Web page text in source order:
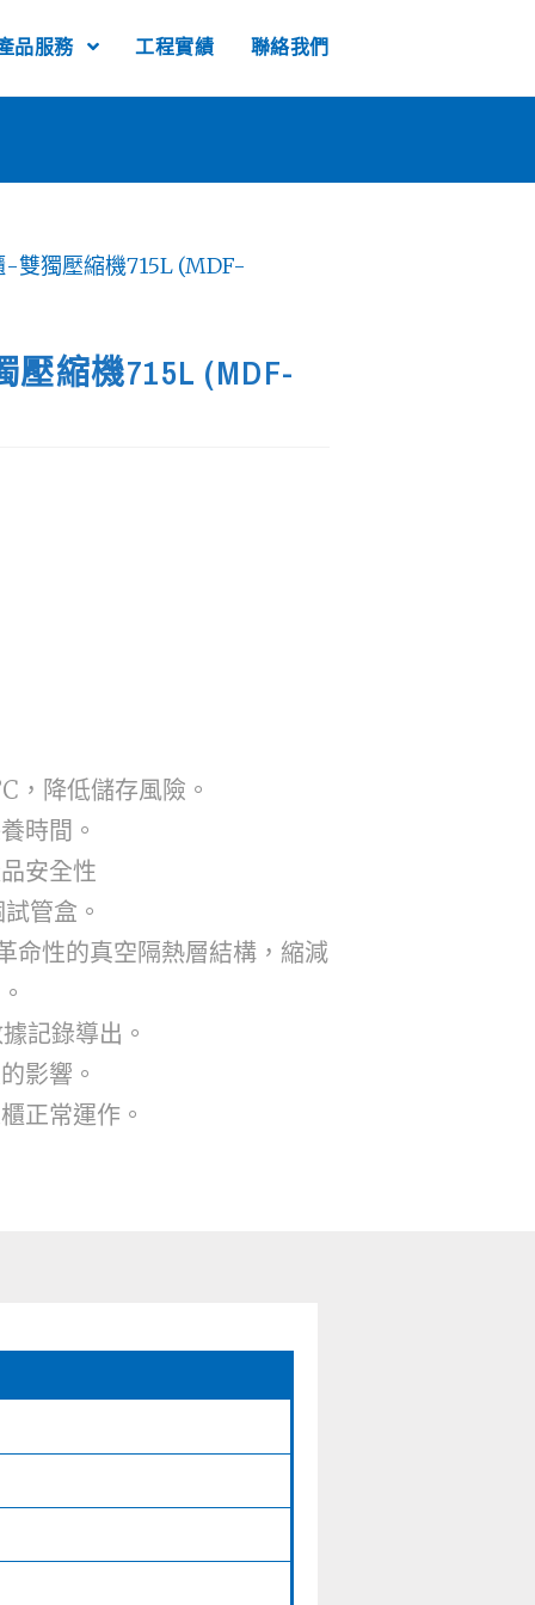
品服務 工程實績 聯絡我們
雙獨壓縮機715L (MDF-
縮機715L (MDF-
，降低儲存風險。
時間。
安全性
管盒。
命性的真空隔熱層結構，縮減
記錄導出。
影響。
正常運作。